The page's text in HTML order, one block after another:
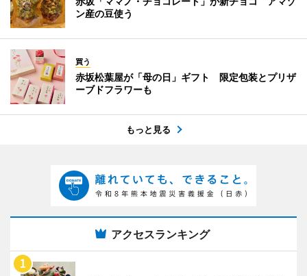
ン産の豆使う
買う
赤坂松葉屋が「母の日」ギフト 限定包装とプリザ
ーブドフラワーも
もっと見る
アクセスランキング